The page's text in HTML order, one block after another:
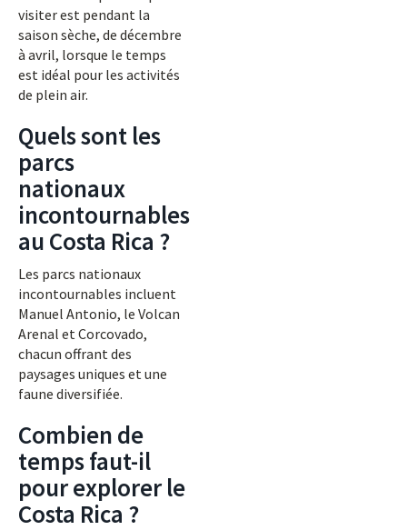
visiter est pendant la
saison sèche, de décembre
à avril, lorsque le temps
est idéal pour les activités
de plein air.
Quels sont les
parcs
nationaux
incontournables
au Costa Rica ?
Les parcs nationaux
incontournables incluent
Manuel Antonio, le Volcan
Arenal et Corcovado,
chacun offrant des
paysages uniques et une
faune diversifiée.
Combien de
temps faut-il
pour explorer le
Costa Rica ?